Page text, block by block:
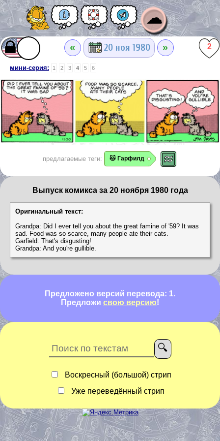
☁
« 20 ноя 1980 » 2
мини-серия: 1 2 3 4 5 6
предлагаемые теги: 🐱 Гарфилд
Выпуск комикса за 20 ноября 1980 года
Оригинальный текст:
Grandpa: Did I ever tell you about the great famine of '59? It was
sad. Food was so scarce, many people ate their cats.
Garfield: That's disgusting!
Grandpa: And you're gullible.
Предложено версий перевода: 1.
Предложи свою версию!
Воскресный (большой) стрип
Уже переведённый стрип